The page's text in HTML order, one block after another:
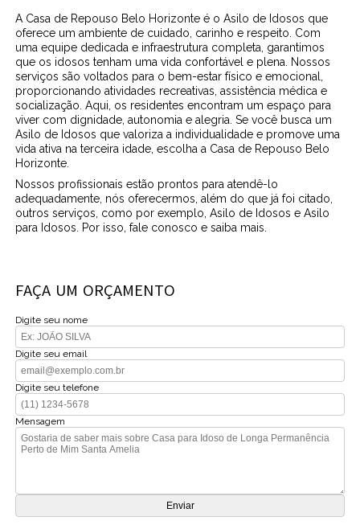
A Casa de Repouso Belo Horizonte é o Asilo de Idosos que
oferece um ambiente de cuidado, carinho e respeito. Com
uma equipe dedicada e infraestrutura completa, garantimos
que os idosos tenham uma vida confortável e plena. Nossos
serviços são voltados para o bem-estar físico e emocional,
proporcionando atividades recreativas, assistência médica e
socialização. Aqui, os residentes encontram um espaço para
viver com dignidade, autonomia e alegria. Se você busca um
Asilo de Idosos que valoriza a individualidade e promove uma
vida ativa na terceira idade, escolha a Casa de Repouso Belo
Horizonte.
Nossos profissionais estão prontos para atendê-lo
adequadamente, nós oferecermos, além do que já foi citado,
outros serviços, como por exemplo, Asilo de Idosos e Asilo
para Idosos. Por isso, fale conosco e saiba mais.
FAÇA UM ORÇAMENTO
Digite seu nome
Digite seu email
Digite seu telefone
Mensagem